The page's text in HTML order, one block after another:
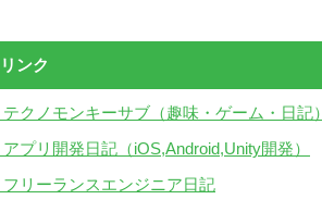
リンク
テクノモンキーサブ（趣味・ゲーム・日記）
プリ開発日記（iOS,Android,Unity開発）
フリーランスエンジニア日記